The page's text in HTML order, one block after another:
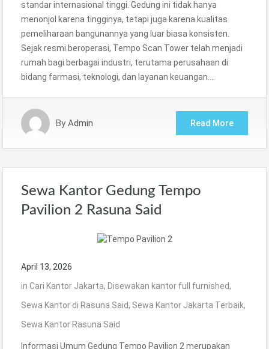
standar internasional tinggi. Gedung ini tidak hanya
menonjol karena tingginya, tetapi juga karena kualitas
pemeliharaan bangunannya yang luar biasa konsisten.
Sejak resmi beroperasi, Tempo Scan Tower telah menjadi
rumah bagi berbagai industri, terutama perusahaan di
bidang farmasi, teknologi, dan layanan keuangan….
By Admin Read More
Sewa Kantor Gedung Tempo
Pavilion 2 Rasuna Said
April 13, 2026
in Cari Kantor Jakarta, Disewakan kantor full furnished,
Sewa Kantor di Rasuna Said, Sewa Kantor Jakarta Terbaik,
Sewa Kantor Rasuna Said
Informasi Umum Gedung Tempo Pavilion 2 merupakan